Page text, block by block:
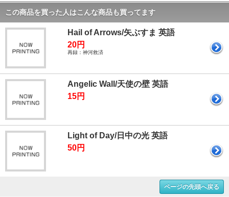
この商品を買った人はこんな商品も買ってます
Hail of Arrows/矢ぶすま 英語
20円
再録：神河救済
Angelic Wall/天使の壁 英語
15円
Light of Day/日中の光 英語
50円
ページの先頭へ戻る